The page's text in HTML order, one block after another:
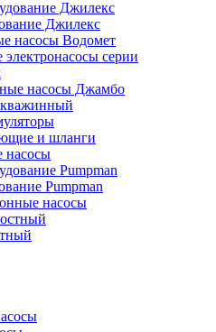
Джилекс
насосы Водомет
серии
насосы Джамбо
и шланги
насосы
Pumpman
насосы